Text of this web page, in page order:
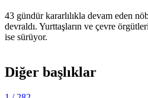
43 gündür kararlılıkla devam eden
devraldı. Yurttaşların ve çevre
ise sürüyor.
Diğer başlıklar